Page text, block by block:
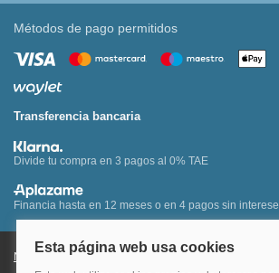
Métodos de pago permitidos
Transferencia bancaria
Divide tu compra en 3 pagos al 0% TAE
Financia hasta en 12 meses o en 4 pagos sin
Nota legal y condiciones de uso de la página web